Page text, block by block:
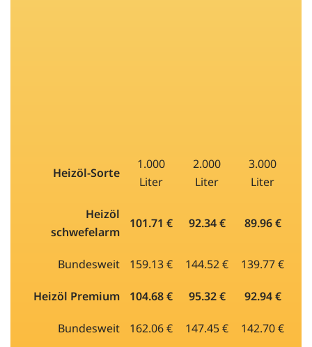
Heizöl-Sorte
1.000
Liter
2.000
Liter
3.000
Liter
Heizöl
schwefelarm
101.71 € 92.34 € 89.96 €
Bundesweit 159.13 € 144.52 € 139.77 €
Heizöl Premium 104.68 € 95.32 € 92.94 €
Bundesweit 162.06 € 147.45 € 142.70 €